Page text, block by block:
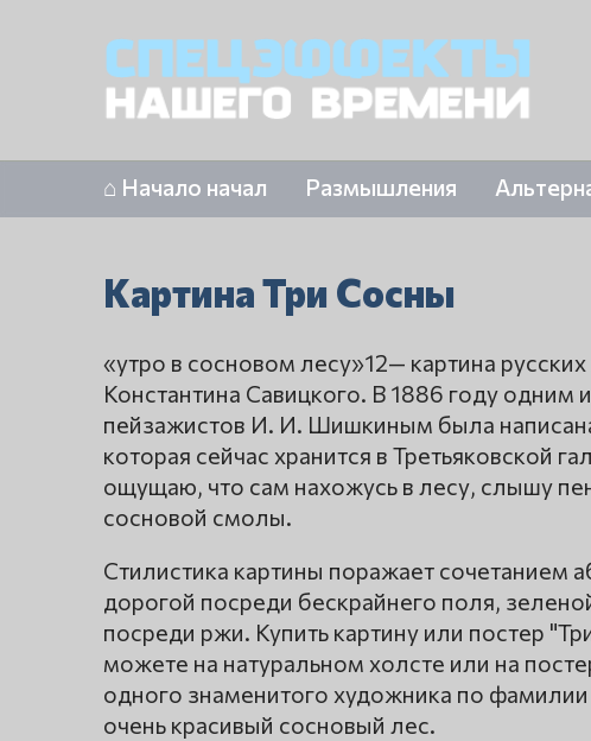
⌂ Начало начал Размышления
Картина Три Сосны
«утро в сосновом лесу»12— картина
Константина Савицкого. В 1886 году
пейзажистов И. И. Шишкиным была
которая сейчас хранится в Третьяковской
ощущаю, что сам нахожусь в лесу, слышу
сосновой смолы.
Стилистика картины поражает
дорогой посреди бескрайнего поля,
посреди ржи. Купить картину или постер
можете на натуральном холсте или на
одного знаменитого художника по
очень красивый сосновый лес.